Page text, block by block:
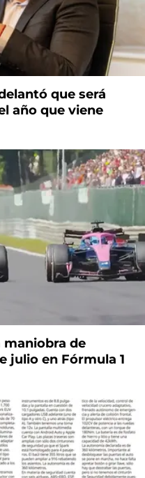
que será
año que viene
maniobra de
julio en Fórmula 1